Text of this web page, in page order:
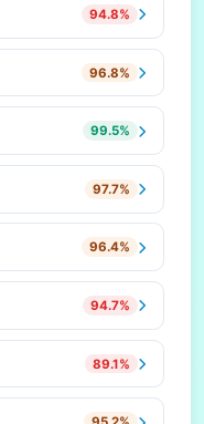
94.8%
96.8%
99.5%
97.7%
96.4%
94.7%
89.1%